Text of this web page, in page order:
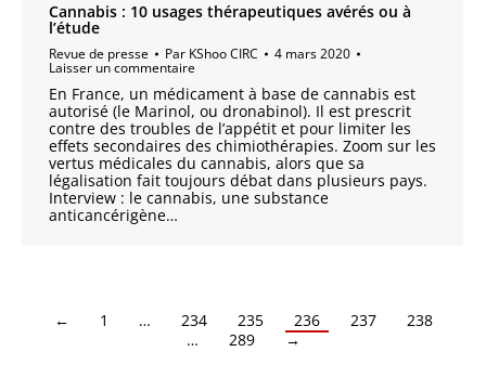
Cannabis : 10 usages thérapeutiques avérés ou à
l’étude
Revue de presse Par KShoo CIRC 4 mars 2020
Laisser un commentaire
En France, un médicament à base de cannabis est
autorisé (le Marinol, ou dronabinol). Il est prescrit
contre des troubles de l’appétit et pour limiter les
effets secondaires des chimiothérapies. Zoom sur les
vertus médicales du cannabis, alors que sa
légalisation fait toujours débat dans plusieurs pays.
Interview : le cannabis, une substance
anticancérigène…
← 1 … 234 235 236 237
238
…
289 →